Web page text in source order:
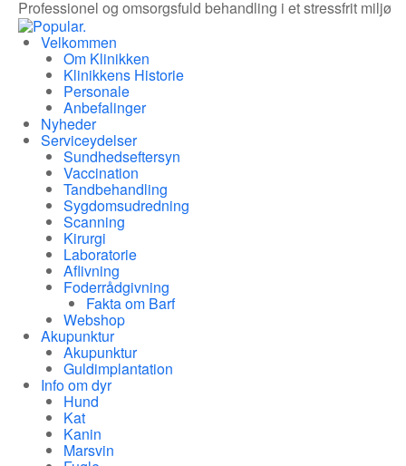
Professionel og omsorgsfuld behandling i et stressfrit miljø
Velkommen
Om Klinikken
Klinikkens Historie
Personale
Anbefalinger
Nyheder
Serviceydelser
Sundhedseftersyn
Vaccination
Tandbehandling
Sygdomsudredning
Scanning
Kirurgi
Laboratorie
Aflivning
Foderrådgivning
Fakta om Barf
Webshop
Akupunktur
Akupunktur
Guldimplantation
Info om dyr
Hund
Kat
Kanin
Marsvin